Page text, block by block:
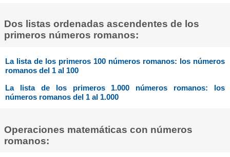
Dos listas ordenadas ascendentes de los
primeros números romanos:
La lista de los primeros 100 números romanos: los números
romanos del 1 al 100
La lista de los primeros 1.000 números romanos: los
números romanos del 1 al 1.000
Operaciones matemáticas con números
romanos: